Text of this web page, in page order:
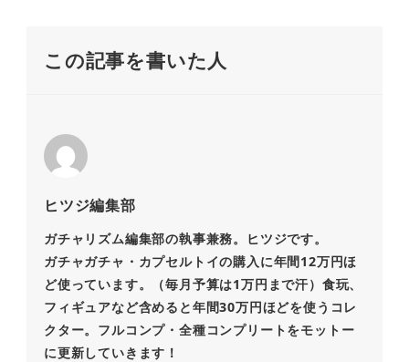
この記事を書いた人
ヒツジ編集部
ガチャリズム編集部の執事兼務。ヒツジです。
ガチャガチャ・カプセルトイの購入に年間12万円ほ
ど使っています。（毎月予算は1万円まで汗）食玩、
フィギュアなど含めると年間30万円ほどを使うコレ
クター。フルコンプ・全種コンプリートをモットー
に更新していきます！